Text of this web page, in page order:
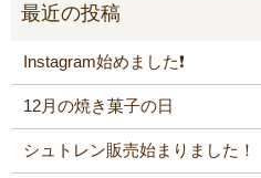
Instagram始めました❗️
12月の焼き菓子の日
シュトレン販売始まりました！